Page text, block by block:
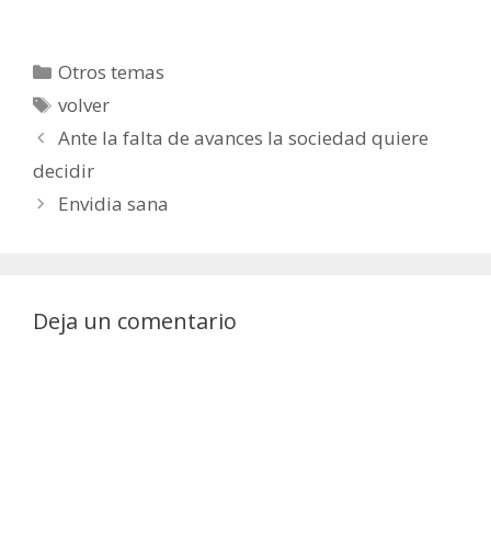
Categorías
Otros temas
Etiquetas
volver
Ante la falta de avances la sociedad quiere
decidir
Envidia sana
Deja un comentario